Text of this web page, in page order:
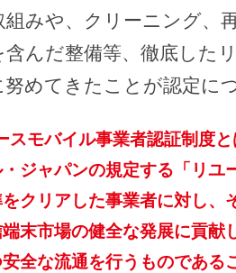
組みや、クリーニング、
含んだ整備等、徹底した
努めてきたことが認定に
スモバイル事業者認証制度
ジャパンの規定する「リユ
クリアした事業者に対し、
末市場の健全な発展に貢献
全な流通を行うものである